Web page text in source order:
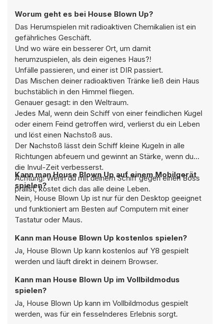
Worum geht es bei House Blown Up?
Das Herumspielen mit radioaktiven Chemikalien ist ein
gefährliches Geschäft.
Und wo wäre ein besserer Ort, um damit
herumzuspielen, als dein eigenes Haus?!
Unfälle passieren, und einer ist DIR passiert.
Das Mischen deiner radioaktiven Tränke ließ dein Haus
buchstäblich in den Himmel fliegen.
Genauer gesagt: in den Weltraum.
Jedes Mal, wenn dein Schiff von einer feindlichen Kugel
oder einem Feind getroffen wird, verlierst du ein Leben
und löst einen Nachstoß aus.
Der Nachstoß lässt dein Schiff kleine Kugeln in alle
Richtungen abfeuern und gewinnt an Stärke, wenn du
die Invul-Zeit verbesserst.
Achtung! Wenn du mit deinem Schiff gegen einen Boss
prallst, kostet dich das alle deine Leben.
Kann man House Blown Up auf einem Mobilgerät
spielen?
Nein, House Blown Up ist nur für den Desktop geeignet
und funktioniert am Besten auf Computern mit einer
Tastatur oder Maus.
Kann man House Blown Up kostenlos spielen?
Ja, House Blown Up kann kostenlos auf Y8 gespielt
werden und läuft direkt in deinem Browser.
Kann man House Blown Up im Vollbildmodus
spielen?
Ja, House Blown Up kann im Vollbildmodus gespielt
werden, was für ein fesselnderes Erlebnis sorgt.